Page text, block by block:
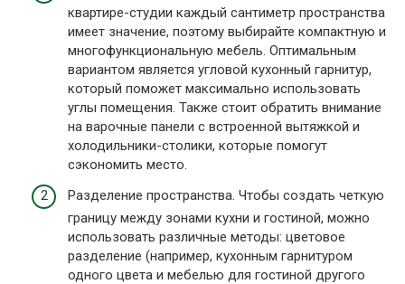
квартире-студии каждый сантиметр пространства
имеет значение, поэтому выбирайте компактную и
многофункциональную мебель. Оптимальным
вариантом является угловой кухонный гарнитур,
который поможет максимально использовать
углы помещения. Также стоит обратить внимание
на варочные панели с встроенной вытяжкой и
холодильники-столики, которые помогут
сэкономить место.
Разделение пространства. Чтобы создать четкую
границу между зонами кухни и гостиной, можно
использовать различные методы: цветовое
разделение (например, кухонным гарнитуром
одного цвета и мебелью для гостиной другого